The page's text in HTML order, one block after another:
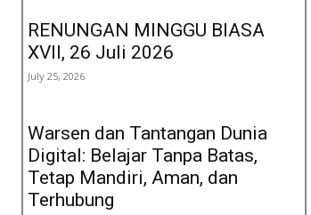
RENUNGAN MINGGU BIASA
XVII, 26 Juli 2026
July 25, 2026
Warsen dan Tantangan Dunia
Digital: Belajar Tanpa Batas,
Tetap Mandiri, Aman, dan
Terhubung